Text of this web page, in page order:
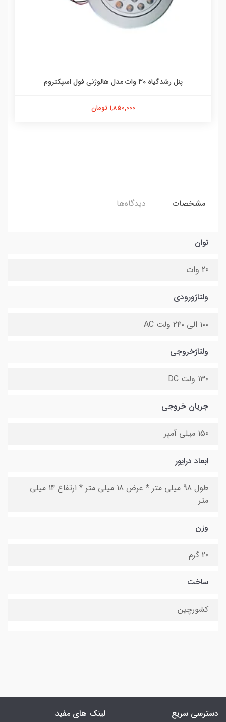
پنل رشدگیاه 30 وات مدل هالوژنی فول اسپکتروم
1,850,000 تومان
مشخصات دیدگاه‌ها
توان
20 وات
ولتاژورودی
۱۰۰ الی ۲۴۰ ولت AC
ولتاژخروجی
۱۳۰ ولت DC
جریان خروجی
150 میلی آمپر
ابعاد درایور
طول 98 میلی متر * عرض 18 میلی متر * ارتفاع 14 میلی
متر
وزن
20 گرم
ساخت
کشورچین
دسترسی سریع لینک های مفید